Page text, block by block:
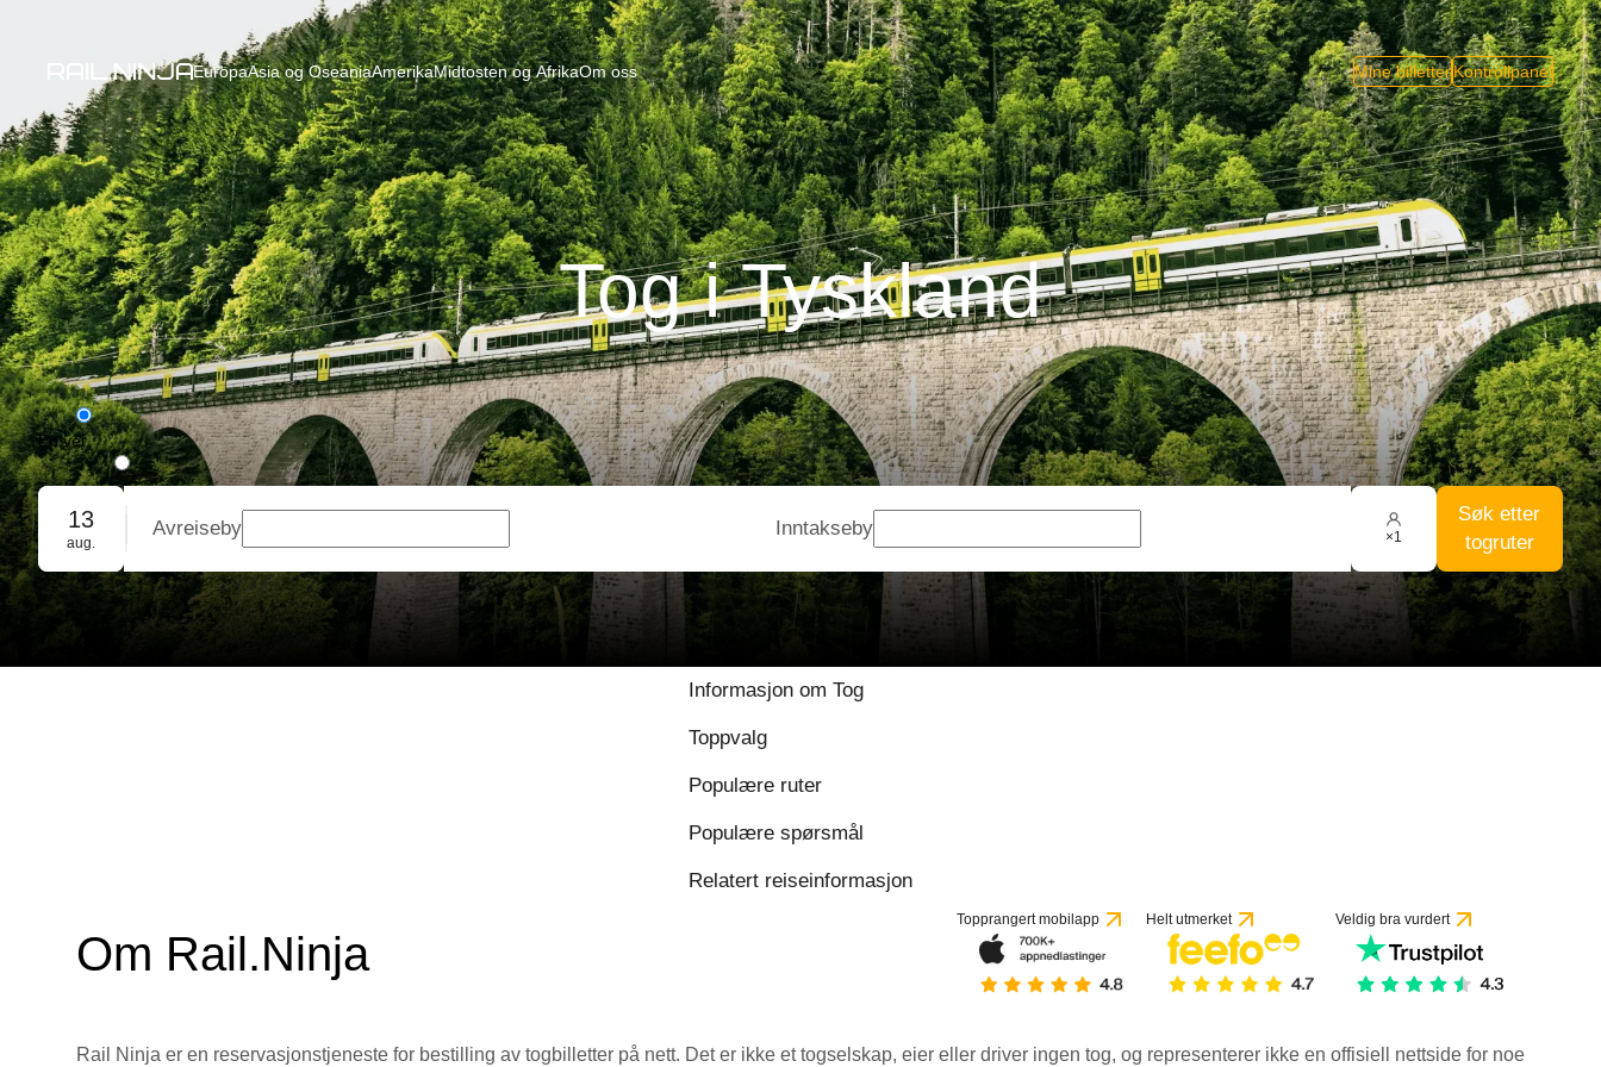
EuropaAsia og OseaniaAmerikaMidtosten og AfrikaOm oss Mine billetterKontrollpanel
Tog i Tyskland
Én vei
Tur/retur
Gruppebooking
13
aug.
Avreiseby Inntakseby ×1
Søk etter
togruter
Informasjon om Tog
Toppvalg
Populære ruter
Populære spørsmål
Relatert reiseinformasjon
Om Rail.Ninja
Topprangert mobilapp Helt utmerket Veldig bra vurdert
Rail Ninja er en reservasjons­tjeneste for bestilling av togbilletter på nett. Det er ikke et togselskap, eier eller driver ingen tog, og representerer ikke en offisiell nettside for noe